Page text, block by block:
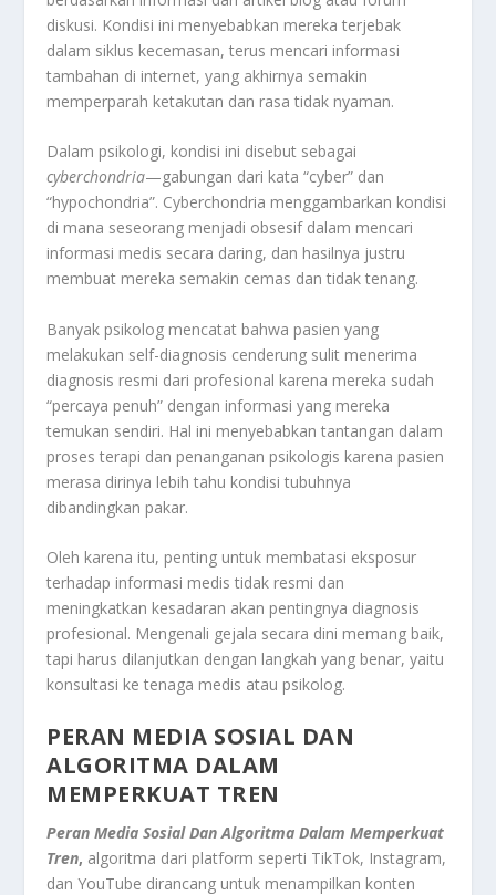
diskusi. Kondisi ini menyebabkan mereka terjebak
dalam siklus kecemasan, terus mencari informasi
tambahan di internet, yang akhirnya semakin
memperparah ketakutan dan rasa tidak nyaman.
Dalam psikologi, kondisi ini disebut sebagai
cyberchondria—gabungan dari kata “cyber” dan
“hypochondria”. Cyberchondria menggambarkan kondisi
di mana seseorang menjadi obsesif dalam mencari
informasi medis secara daring, dan hasilnya justru
membuat mereka semakin cemas dan tidak tenang.
Banyak psikolog mencatat bahwa pasien yang
melakukan self-diagnosis cenderung sulit menerima
diagnosis resmi dari profesional karena mereka sudah
“percaya penuh” dengan informasi yang mereka
temukan sendiri. Hal ini menyebabkan tantangan dalam
proses terapi dan penanganan psikologis karena pasien
merasa dirinya lebih tahu kondisi tubuhnya
dibandingkan pakar.
Oleh karena itu, penting untuk membatasi eksposur
terhadap informasi medis tidak resmi dan
meningkatkan kesadaran akan pentingnya diagnosis
profesional. Mengenali gejala secara dini memang baik,
tapi harus dilanjutkan dengan langkah yang benar, yaitu
konsultasi ke tenaga medis atau psikolog.
PERAN MEDIA SOSIAL DAN
ALGORITMA DALAM
MEMPERKUAT TREN
Peran Media Sosial Dan Algoritma Dalam Memperkuat
Tren, algoritma dari platform seperti TikTok, Instagram,
dan YouTube dirancang untuk menampilkan konten